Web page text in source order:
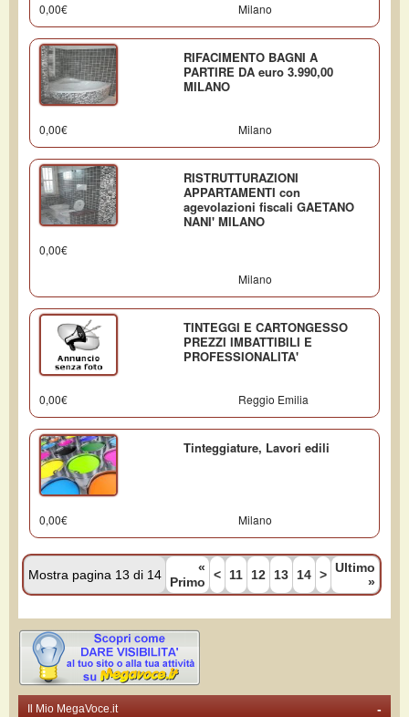
0,00€ Milano
RIFACIMENTO BAGNI A
PARTIRE DA euro 3.990,00
MILANO
0,00€ Milano
RISTRUTTURAZIONI
APPARTAMENTI con
agevolazioni fiscali GAETANO
NANI' MILANO
0,00€
Milano
TINTEGGI E CARTONGESSO
PREZZI IMBATTIBILI E
PROFESSIONALITA'
0,00€ Reggio Emilia
Tinteggiature, Lavori edili
0,00€ Milano
Mostra pagina 13 di 14
«
Primo
< 11 12 13 14 > Ultimo
»
-
Il Mio MegaVoce.it